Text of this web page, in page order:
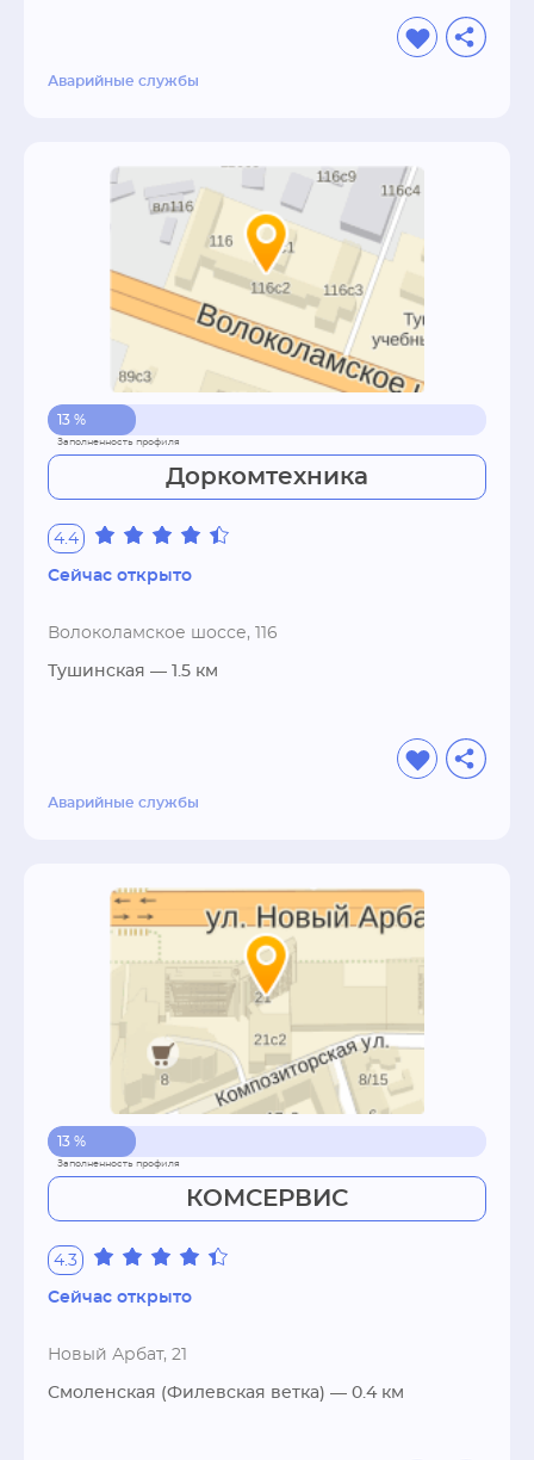
Аварийные службы
13 %
Доркомтехника
4.4
Сейчас открыто
Волоколамское шоссе, 116
Тушинская — 1.5 км
Аварийные службы
13 %
КОМСЕРВИС
4.3
Сейчас открыто
Новый Арбат, 21
Смоленская (Филевская ветка) — 0.4 км